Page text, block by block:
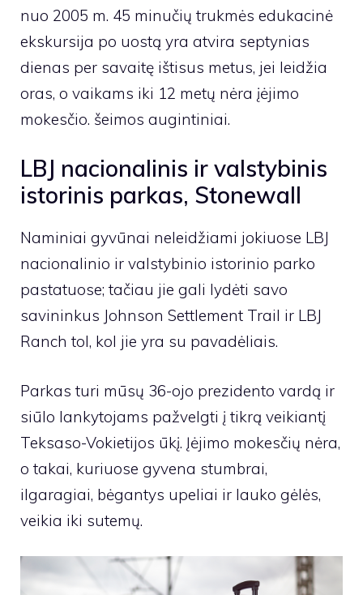
nuo 2005 m. 45 minučių trukmės edukacinė
ekskursija po uostą yra atvira septynias
dienas per savaitę ištisus metus, jei leidžia
oras, o vaikams iki 12 metų nėra įėjimo
mokesčio. šeimos augintiniai.
LBJ nacionalinis ir valstybinis
istorinis parkas, Stonewall
Naminiai gyvūnai neleidžiami jokiuose LBJ
nacionalinio ir valstybinio istorinio parko
pastatuose; tačiau jie gali lydėti savo
savininkus Johnson Settlement Trail ir LBJ
Ranch tol, kol jie yra su pavadėliais.
Parkas turi mūsų 36-ojo prezidento vardą ir
siūlo lankytojams pažvelgti į tikrą veikiantį
Teksaso-Vokietijos ūkį. Įėjimo mokesčių nėra,
o takai, kuriuose gyvena stumbrai,
ilgaragiai, bėgantys upeliai ir lauko gėlės,
veikia iki sutemų.